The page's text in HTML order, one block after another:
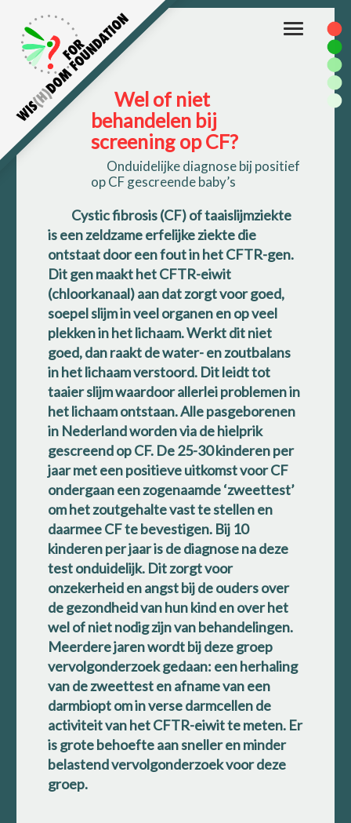
Toggle
navigation
Wel of niet
behandelen bij
screening op CF?
Onduidelijke diagnose bij positief
op CF gescreende baby’s
Cystic fibrosis (CF) of taaislijmziekte
is een zeldzame erfelijke ziekte die
ontstaat door een fout in het CFTR-gen.
Dit gen maakt het CFTR-eiwit
(chloorkanaal) aan dat zorgt voor goed,
soepel slijm in veel organen en op veel
plekken in het lichaam. Werkt dit niet
goed, dan raakt de water- en zoutbalans
in het lichaam verstoord. Dit leidt tot
taaier slijm waardoor allerlei problemen in
het lichaam ontstaan. Alle pasgeborenen
in Nederland worden via de hielprik
gescreend op CF. De 25-30 kinderen per
jaar met een positieve uitkomst voor CF
ondergaan een zogenaamde ‘zweettest’
om het zoutgehalte vast te stellen en
daarmee CF te bevestigen. Bij 10
kinderen per jaar is de diagnose na deze
test onduidelijk. Dit zorgt voor
onzekerheid en angst bij de ouders over
de gezondheid van hun kind en over het
wel of niet nodig zijn van behandelingen.
Meerdere jaren wordt bij deze groep
vervolgonderzoek gedaan: een herhaling
van de zweettest en afname van een
darmbiopt om in verse darmcellen de
activiteit van het CFTR-eiwit te meten. Er
is grote behoefte aan sneller en minder
belastend vervolgonderzoek voor deze
groep.